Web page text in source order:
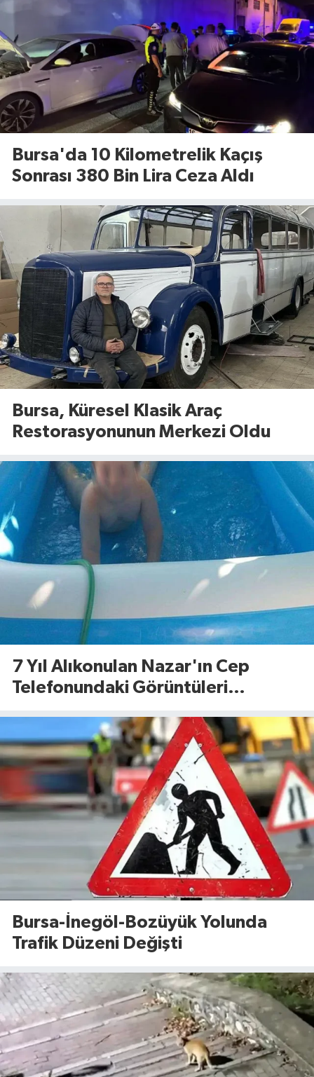
Bursa'da 10 Kilometrelik Kaçış
Sonrası 380 Bin Lira Ceza Aldı
Bursa, Küresel Klasik Araç
Restorasyonunun Merkezi Oldu
7 Yıl Alıkonulan Nazar'ın Cep
Telefonundaki Görüntüleri
Bursa-İnegöl-Bozüyük Yolunda
Trafik Düzeni Değişti